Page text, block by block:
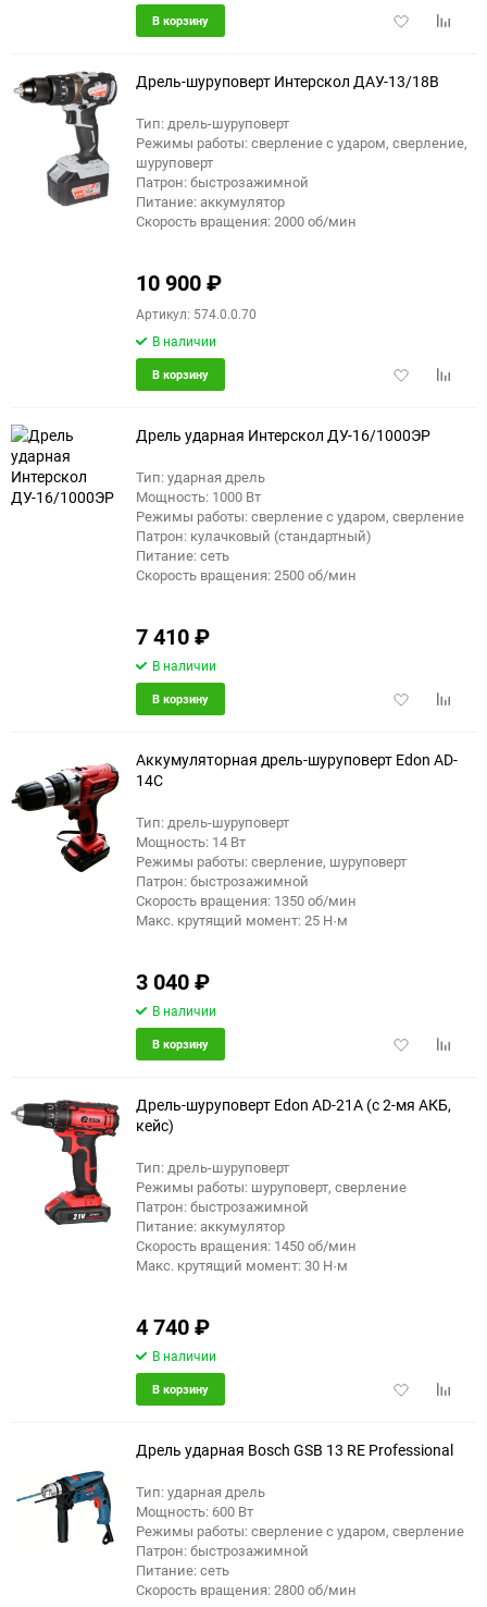
Добавить
В корзину
Дрель-шуруповерт Интерскол ДАУ-13/18В
Тип: дрель-шуруповерт
Режимы работы: сверление с ударом, сверление,
шуруповерт
Патрон: быстрозажимной
Питание: аккумулятор
Скорость вращения: 2000 об/мин
10 900₽
Артикул: 574.0.0.70
В наличии
Добавить
В корзину
Дрель ударная Интерскол ДУ-16/1000ЭР
Тип: ударная дрель
Мощность: 1000 Вт
Режимы работы: сверление с ударом, сверление
Патрон: кулачковый (стандартный)
Питание: сеть
Скорость вращения: 2500 об/мин
7 410₽
В наличии
Добавить
В корзину
Аккумуляторная дрель-шуруповерт Edon AD-
14C
Тип: дрель-шуруповерт
Мощность: 14 Вт
Режимы работы: сверление, шуруповерт
Патрон: быстрозажимной
Скорость вращения: 1350 об/мин
Макс. крутящий момент: 25 Н·м
3 040₽
В наличии
Добавить
В корзину
Дрель-шуруповерт Edon AD-21A (с 2-мя АКБ,
кейс)
Тип: дрель-шуруповерт
Режимы работы: шуруповерт, сверление
Патрон: быстрозажимной
Питание: аккумулятор
Скорость вращения: 1450 об/мин
Макс. крутящий момент: 30 Н·м
4 740₽
В наличии
Добавить
В корзину
Дрель ударная Bosch GSB 13 RE Professional
Тип: ударная дрель
Мощность: 600 Вт
Режимы работы: сверление с ударом, сверление
Патрон: быстрозажимной
Питание: сеть
Скорость вращения: 2800 об/мин